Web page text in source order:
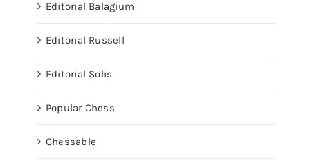
Editorial Balagium
Editorial Russell
Editorial Solis
Popular Chess
Chessable